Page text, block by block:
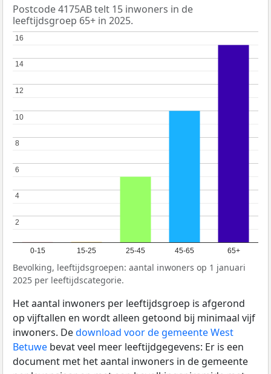
Postcode 4175AB telt 15 inwoners in de
leeftijdsgroep 65+ in 2025.
0-15 15-25 25-45 45-65 65+
2
2
4
4
6
6
8
8
10
10
12
12
14
14
16
16
Bevolking, leeftijdsgroepen: aantal inwoners op 1 januari
2025 per leeftijdscategorie.
Het aantal inwoners per leeftijdsgroep is afgerond
op vijftallen en wordt alleen getoond bij minimaal vijf
inwoners. Dedownload voor de gemeente West
Betuwe bevat veel meer leeftijdgegevens: Er is een
document met het aantal inwoners in de gemeente